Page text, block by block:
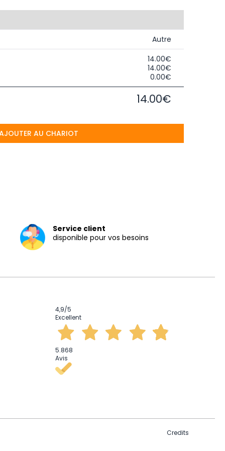
Autre
14.00€
14.00€
0.00€
14.00€
AU CHARIOT
Service client
disponible pour vos besoins
4,9/5
Excellent
5.868
Avis
Credits